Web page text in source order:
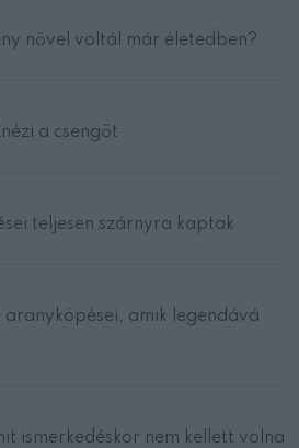
nővel voltál már életedben?
a csengőt
teljesen szárnyra kaptak
aranyköpései, amik legendává
ismerkedéskor nem kellett volna